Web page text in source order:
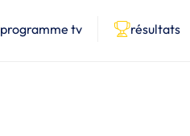
programme tv résultats